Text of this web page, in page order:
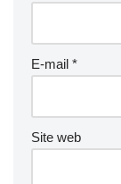
E-mail *
Site web